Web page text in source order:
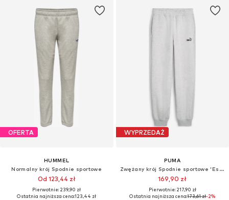
OFERTA
HUMMEL
Normalny krój Spodnie sportowe
Od 123,44 zł
Pierwotnie: 239,90 zł
Ostatnia najniższa cena:123,44 zł
WYPRZEDAŻ
PUMA
Zwężany krój Spodnie sportowe 'Ess No. 1'
169,90 zł
Pierwotnie: 217,90 zł
Ostatnia najniższa cena:173,61 zł-2%